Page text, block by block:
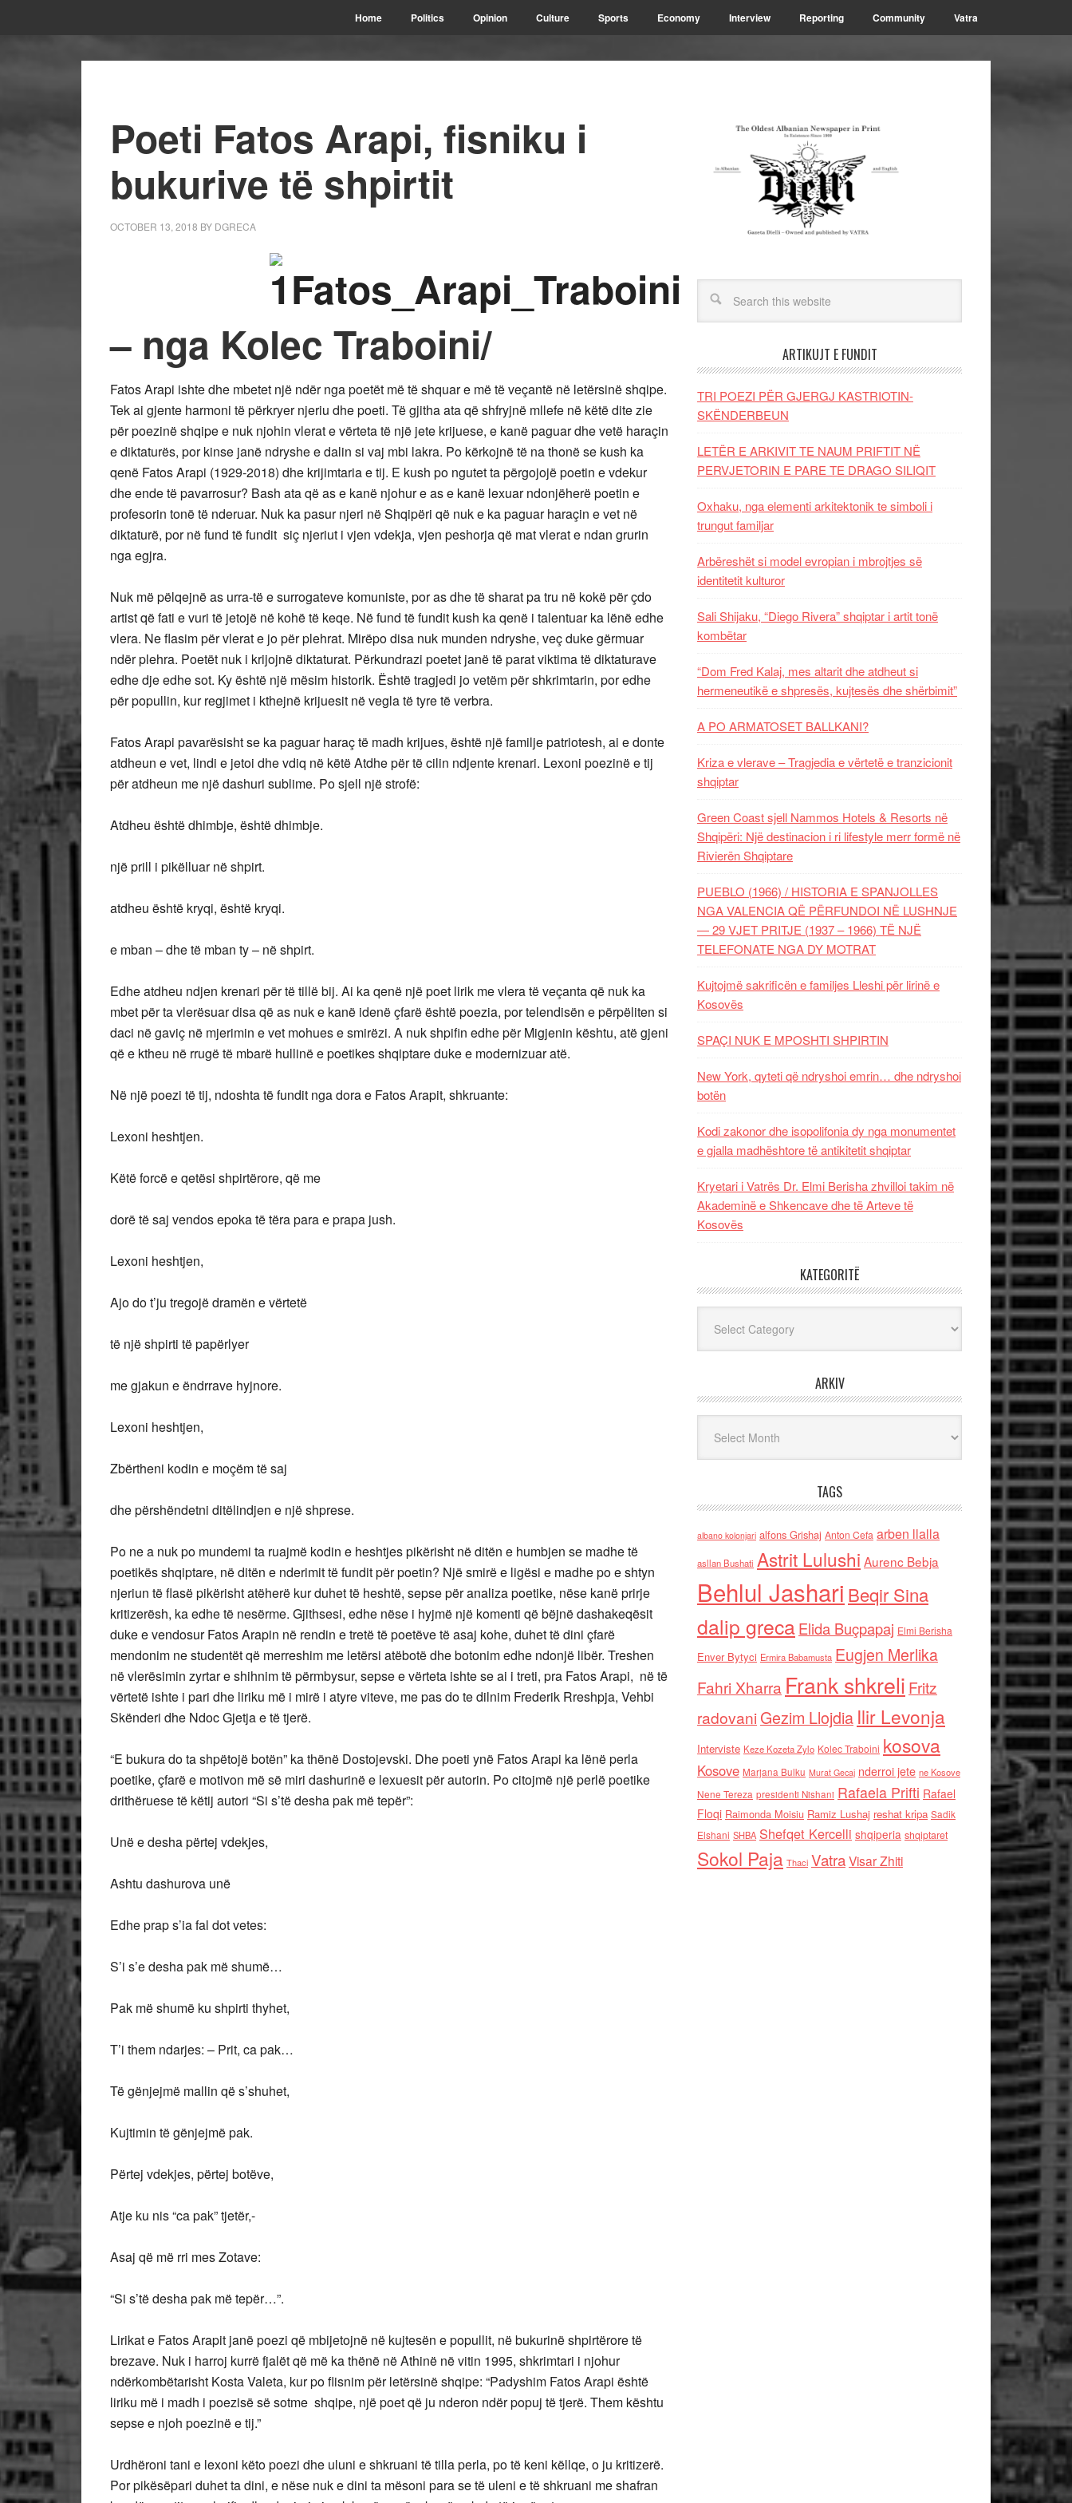
Home Politics Opinion Culture Sports Economy Interview Reporting Community Vatra
Poeti Fatos Arapi, fisniku i
bukurive të shpirtit
OCTOBER 13, 2018 BY DGRECA
– nga Kolec Traboini/
Fatos Arapi ishte dhe mbetet një ndër nga poetët më të shquar e më të veçantë në letërsinë shqipe.
Tek ai gjente harmoni të përkryer njeriu dhe poeti. Të gjitha ata që shfryjnë mllefe në këtë dite zie
për poezinë shqipe e nuk njohin vlerat e vërteta të një jete krijuese, e kanë paguar dhe vetë haraçin
e diktaturës, por kinse janë ndryshe e dalin si vaj mbi lakra. Po kërkojnë të na thonë se kush ka
qenë Fatos Arapi (1929-2018) dhe krijimtaria e tij. E kush po ngutet ta përgojojë poetin e vdekur
dhe ende të pavarrosur? Bash ata që as e kanë njohur e as e kanë lexuar ndonjëherë poetin e
profesorin tonë të nderuar. Nuk ka pasur njeri në Shqipëri që nuk e ka paguar haraçin e vet në
diktaturë, por në fund të fundit siç njeriut i vjen vdekja, vjen peshorja që mat vlerat e ndan grurin
nga egjra.
Nuk më pëlqejnë as urra-të e surrogateve komuniste, por as dhe të sharat pa tru në kokë për çdo
artist që fati e vuri të jetojë në kohë të keqe. Në fund të fundit kush ka qenë i talentuar ka lënë edhe
vlera. Ne flasim për vlerat e jo për plehrat. Mirëpo disa nuk munden ndryshe, veç duke gërmuar
ndër plehra. Poetët nuk i krijojnë diktaturat. Përkundrazi poetet janë të parat viktima të diktaturave
edhe dje edhe sot. Ky është një mësim historik. Është tragjedi jo vetëm për shkrimtarin, por edhe
për popullin, kur regjimet i kthejnë krijuesit në vegla të tyre të verbra.
Fatos Arapi pavarësisht se ka paguar haraç të madh krijues, është një familje patriotesh, ai e donte
atdheun e vet, lindi e jetoi dhe vdiq në këtë Atdhe për të cilin ndjente krenari. Lexoni poezinë e tij
për atdheun me një dashuri sublime. Po sjell një strofë:
Atdheu është dhimbje, është dhimbje.
një prill i pikëlluar në shpirt.
atdheu është kryqi, është kryqi.
e mban – dhe të mban ty – në shpirt.
Edhe atdheu ndjen krenari për të tillë bij. Ai ka qenë një poet lirik me vlera të veçanta që nuk ka
mbet për ta vlerësuar disa që as nuk e kanë idenë çfarë është poezia, por telendisën e përpëliten si
daci në gaviç në mjerimin e vet mohues e smirëzi. A nuk shpifin edhe për Migjenin kështu, atë gjeni
që e ktheu në rrugë të mbarë hullinë e poetikes shqiptare duke e modernizuar atë.
Në një poezi të tij, ndoshta të fundit nga dora e Fatos Arapit, shkruante:
Lexoni heshtjen.
Këtë forcë e qetësi shpirtërore, që me
dorë të saj vendos epoka të tëra para e prapa jush.
Lexoni heshtjen,
Ajo do t’ju tregojë dramën e vërtetë
të një shpirti të papërlyer
me gjakun e ëndrrave hyjnore.
Lexoni heshtjen,
Zbërtheni kodin e moçëm të saj
dhe përshëndetni ditëlindjen e një shprese.
Po ne a nuk po mundemi ta ruajmë kodin e heshtjes pikërisht në ditën e humbjen se madhe të
poetikës shqiptare, në ditën e nderimit të fundit për poetin? Një smirë e ligësi e madhe po e shtyn
njeriun të flasë pikërisht atëherë kur duhet të heshtë, sepse për analiza poetike, nëse kanë prirje
kritizerësh, ka edhe të nesërme. Gjithsesi, edhe nëse i hyjmë një komenti që bëjnë dashakeqësit
duke e vendosur Fatos Arapin në rendin e tretë të poetëve të asaj kohe, duhet të dini çfarë
mendonim ne studentët që merreshim me letërsi atëbotë dhe botonim edhe ndonjë libër. Treshen
në vlerësimin zyrtar e shihnim të përmbysur, sepse e vërteta ishte se ai i treti, pra Fatos Arapi, në të
vërtetë ishte i pari dhe liriku më i mirë i atyre viteve, me pas do te dilnim Frederik Rreshpja, Vehbi
Skënderi dhe Ndoc Gjetja e të tjerë.
“E bukura do ta shpëtojë botën” ka thënë Dostojevski. Dhe poeti ynë Fatos Arapi ka lënë perla
poetike, çfarë e motivon më së miri dashurinë e lexuesit për autorin. Po citojmë një perlë poetike
drithëruese të këtij autori “Si s’të desha pak më tepër”:
Unë e desha përtej vdekjes,
Ashtu dashurova unë
Edhe prap s’ia fal dot vetes:
S’i s’e desha pak më shumë…
Pak më shumë ku shpirti thyhet,
T’i them ndarjes: – Prit, ca pak…
Të gënjejmë mallin që s’shuhet,
Kujtimin të gënjejmë pak.
Përtej vdekjes, përtej botëve,
Atje ku nis “ca pak” tjetër,-
Asaj që më rri mes Zotave:
“Si s’të desha pak më tepër…”.
Lirikat e Fatos Arapit janë poezi që mbijetojnë në kujtesën e popullit, në bukurinë shpirtërore të
brezave. Nuk i harroj kurrë fjalët që më ka thënë në Athinë në vitin 1995, shkrimtari i njohur
ndërkombëtarisht Kosta Valeta, kur po flisnim për letërsinë shqipe: “Padyshim Fatos Arapi është
liriku më i madh i poezisë së sotme shqipe, një poet që ju nderon ndër popuj të tjerë. Them kështu
sepse e njoh poezinë e tij.”
Urdhëroni tani e lexoni këto poezi dhe uluni e shkruani të tilla perla, po të keni këllqe, o ju kritizerë.
Por pikësëpari duhet ta dini, e nëse nuk e dini ta mësoni para se të uleni e të shkruani me shafran
ARTIKUJT E FUNDIT
TRI POEZI PËR GJERGJ KASTRIOTIN-
SKËNDERBEUN
LETËR E ARKIVIT TE NAUM PRIFTIT NË
PERVJETORIN E PARE TE DRAGO SILIQIT
Oxhaku, nga elementi arkitektonik te simboli i
trungut familjar
Arbëreshët si model evropian i mbrojtjes së
identitetit kulturor
Sali Shijaku, “Diego Rivera” shqiptar i artit tonë
kombëtar
“Dom Fred Kalaj, mes altarit dhe atdheut si
hermeneutikë e shpresës, kujtesës dhe shërbimit”
A PO ARMATOSET BALLKANI?
Kriza e vlerave – Tragjedia e vërtetë e tranzicionit
shqiptar
Green Coast sjell Nammos Hotels & Resorts në
Shqipëri: Një destinacion i ri lifestyle merr formë në
Rivierën Shqiptare
PUEBLO (1966) / HISTORIA E SPANJOLLES
NGA VALENCIA QË PËRFUNDOI NË LUSHNJE
— 29 VJET PRITJE (1937 – 1966) TË NJË
TELEFONATE NGA DY MOTRAT
Kujtojmë sakrificën e familjes Lleshi për lirinë e
Kosovës
SPAÇI NUK E MPOSHTI SHPIRTIN
New York, qyteti që ndryshoi emrin… dhe ndryshoi
botën
Kodi zakonor dhe isopolifonia dy nga monumentet
e gjalla madhështore të antikitetit shqiptar
Kryetari i Vatrës Dr. Elmi Berisha zhvilloi takim në
Akademinë e Shkencave dhe të Arteve të
Kosovës
KATEGORITË
ARKIV
TAGS
albano kolonjari alfons Grishaj Anton Cefa arben llalla
asllan Bushati Astrit Lulushi Aurenc Bebja
Behlul Jashari Beqir Sina
dalip grecaElida Buçpapaj Elmi Berisha
Enver Bytyci Ermira Babamusta Eugjen Merlika
Fahri Xharra Frank shkreli Fritz
radovaniGezim Llojdia Ilir Levonja
Interviste Keze Kozeta Zylo Kolec Traboini kosova
Kosove Marjana Bulku Murat Gecaj nderroi jete ne Kosove
Nene Tereza presidenti Nishani Rafaela Prifti Rafael
Floqi Raimonda Moisiu Ramiz Lushaj reshat kripa Sadik
Elshani SHBA Shefqet Kercelli shqiperia shqiptaret
Sokol Paja Thaci VatraVisar Zhiti